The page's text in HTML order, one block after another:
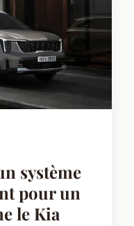
système
pour un
le Kia